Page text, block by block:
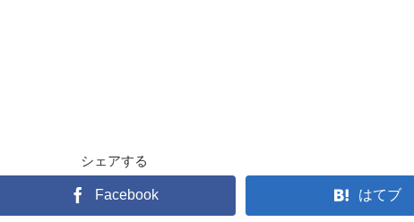
シェアする
Facebook はてブ